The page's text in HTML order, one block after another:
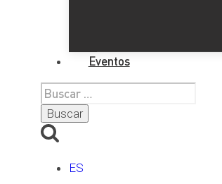
Eventos
Buscar:
ES